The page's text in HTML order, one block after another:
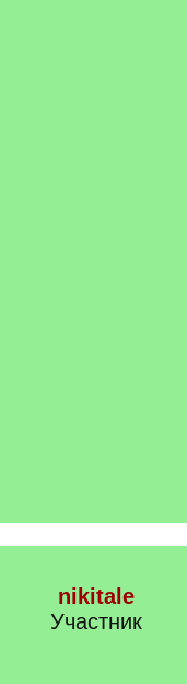
nikitale
Участник